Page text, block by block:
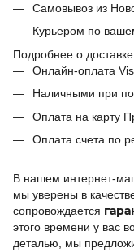
Самовывоз из
Курьером по
Подробнее о доставке
Онлайн-оплата
Наличными при
Оплата на карту
Оплата счета по
В нашем интернет-
мы уверены в
сопровождается
этого времени у вас
деталью, мы